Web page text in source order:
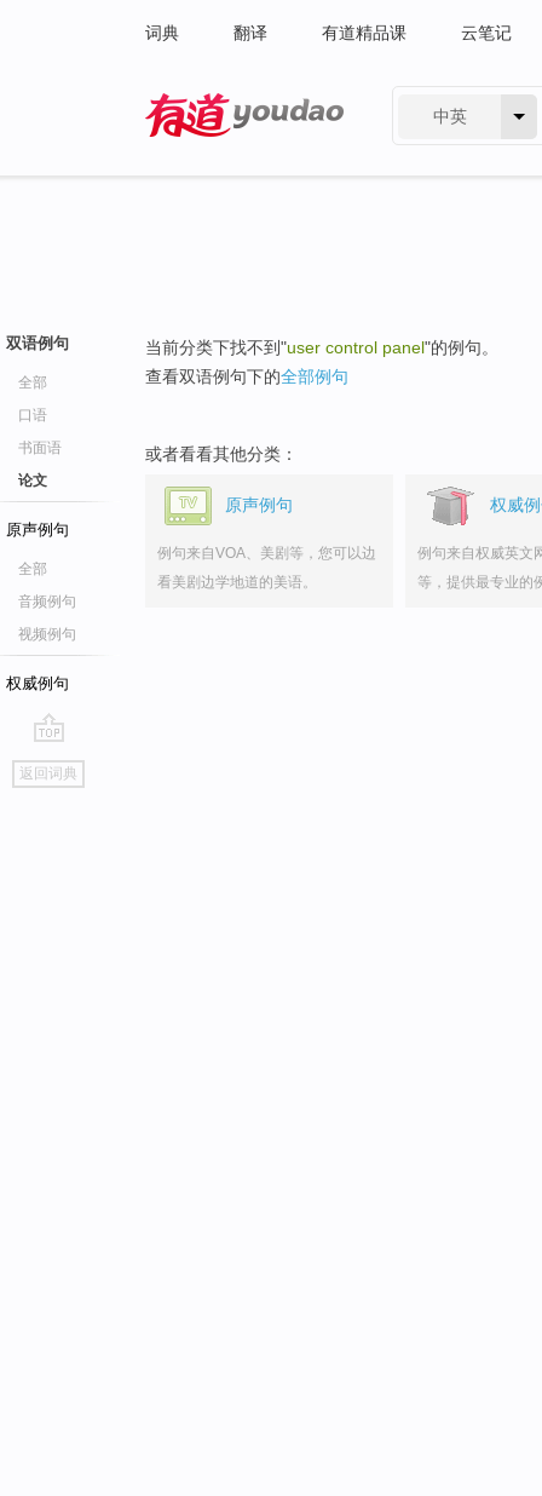
词典 翻译 有道精品课 云笔记
中英
双语例句
全部
口语
书面语
论文
原声例句
全部
音频例句
视频例句
权威例句
go
top
返回词典
当前分类下找不到"user control panel"的例句。
查看双语例句下的全部例句
或者看看其他分类：
原声例句
例句来自VOA、美剧等，您可以边
看美剧边学地道的美语。
权威
例句来自权威英文
等，提供最专业的